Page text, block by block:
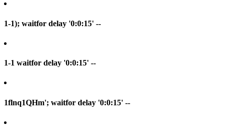
1-1); waitfor delay '0:0:15' --
1-1 waitfor delay '0:0:15' --
1flnq1QHm'; waitfor delay '0:0:15' --